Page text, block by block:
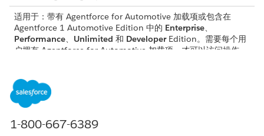
适用于：带有 Agentforce for Automotive 加载项或包含在
Agentforce 1 Automotive Edition 中的 Enterprise、
Performance、 Unlimited 和 DeveloperEdition。需要每个用
户拥有 Agentforce for Automotive 加载项，才可以访问操作。
AutomotiveFoundation 加载项
AutomotiveScheduler 加载项
LightningScheduler 加载项
CriteriaBasedSearchFilter 加载项
1-800-667-6389